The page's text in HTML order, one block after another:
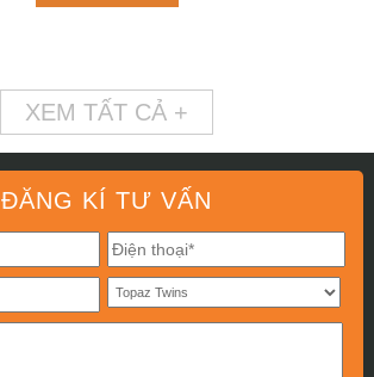
XEM TẤT CẢ +
ĐĂNG KÍ TƯ VẤN